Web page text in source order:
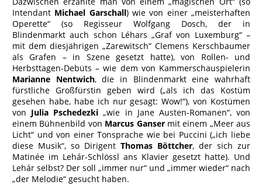
Intendant Michael Garschall) wie von einer „meisterhaften
Operette“ (so Regisseur Wolfgang Dosch, der in
Blindenmarkt auch schon Léhars „Graf von Luxemburg“ –
mit dem diesjährigen „Zarewitsch“ Clemens Kerschbaumer
als Grafen – in Szene gesetzt hatte), von Rollen- und
Herbsttagen-Debüts – wie dem von Kammerschauspielerin
Marianne Nentwich, die in Blindenmarkt eine wahrhaft
fürstliche Großfürstin geben wird („als ich das Kostüm
gesehen habe, habe ich nur gesagt: Wow!“), von Kostümen
von Julia Pschedezki „wie in Jane Austen-Romanen“, von
einem Bühnenbild von Marcus Gansermit einem „Meer aus
Licht“ und von einer Tonsprache wie bei Puccini („ich liebe
diese Musik“, so Dirigent Thomas Böttcher, der sich zur
Matinée im Lehár-Schlössl ans Klavier gesetzt hatte). Und
Lehár selbst? Der soll „immer nur“ und „immer wieder“ nach
„der Melodie“ gesucht haben.